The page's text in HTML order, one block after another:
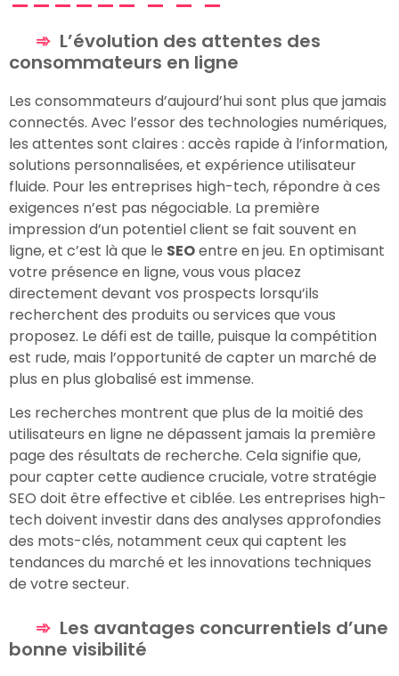
L’évolution des attentes des
consommateurs en ligne
Les consommateurs d’aujourd’hui sont plus que jamais
connectés. Avec l’essor des technologies numériques,
les attentes sont claires : accès rapide à l’information,
solutions personnalisées, et expérience utilisateur
fluide. Pour les entreprises high-tech, répondre à ces
exigences n’est pas négociable. La première
impression d’un potentiel client se fait souvent en
ligne, et c’est là que le SEOentre en jeu. En optimisant
votre présence en ligne, vous vous placez
directement devant vos prospects lorsqu’ils
recherchent des produits ou services que vous
proposez. Le défi est de taille, puisque la compétition
est rude, mais l’opportunité de capter un marché de
plus en plus globalisé est immense.
Les recherches montrent que plus de la moitié des
utilisateurs en ligne ne dépassent jamais la première
page des résultats de recherche. Cela signifie que,
pour capter cette audience cruciale, votre stratégie
SEO doit être effective et ciblée. Les entreprises high-
tech doivent investir dans des analyses approfondies
des mots-clés, notamment ceux qui captent les
tendances du marché et les innovations techniques
de votre secteur.
Les avantages concurrentiels d’une
bonne visibilité